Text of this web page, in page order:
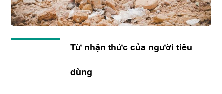
Từ nhận thức của người tiêu
dùng